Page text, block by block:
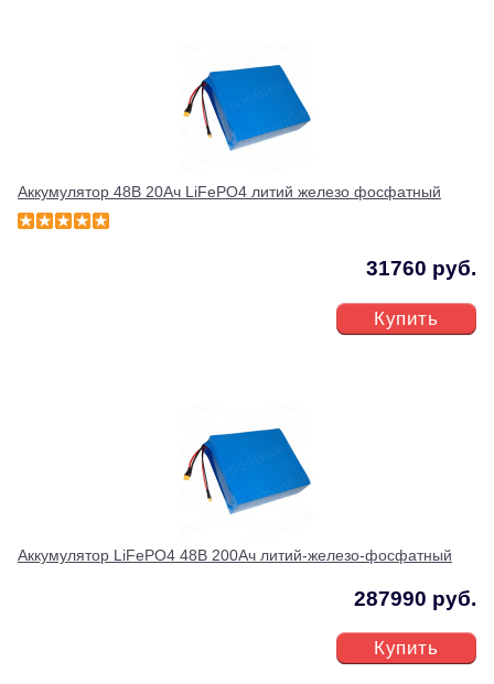
Аккумулятор 48В 20Ач LiFePO4 литий железо фосфатный
31760 руб.
Купить
Аккумулятор LiFePO4 48В 200Ач литий-железо-фосфатный
287990 руб.
Купить